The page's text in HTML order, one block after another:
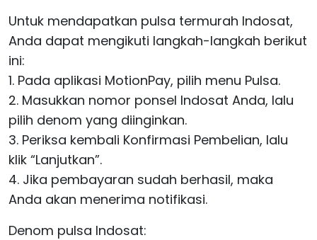
Untuk mendapatkan pulsa termurah Indosat,
Anda dapat mengikuti langkah-langkah berikut
ini:
1. Pada aplikasi MotionPay, pilih menu Pulsa.
2. Masukkan nomor ponsel Indosat Anda, lalu
pilih denom yang diinginkan.
3. Periksa kembali Konfirmasi Pembelian, lalu
klik “Lanjutkan”.
4. Jika pembayaran sudah berhasil, maka
Anda akan menerima notifikasi.
Denom pulsa Indosat: